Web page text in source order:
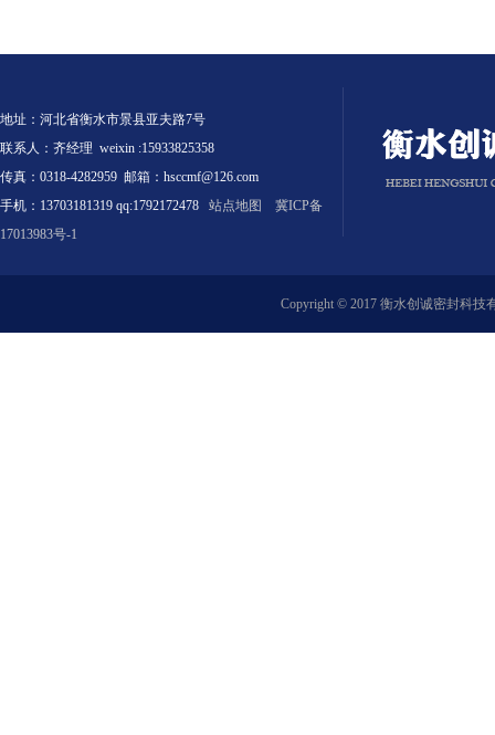
地址：河北省衡水市景县亚夫路7号
联系人：齐经理 weixin :15933825358
传真：0318-4282959 邮箱：hsccmf@126.com
手机：13703181319 qq:1792172478 站点地图
冀ICP备
17013983号-1
Copyright © 2017 衡水创诚密封科